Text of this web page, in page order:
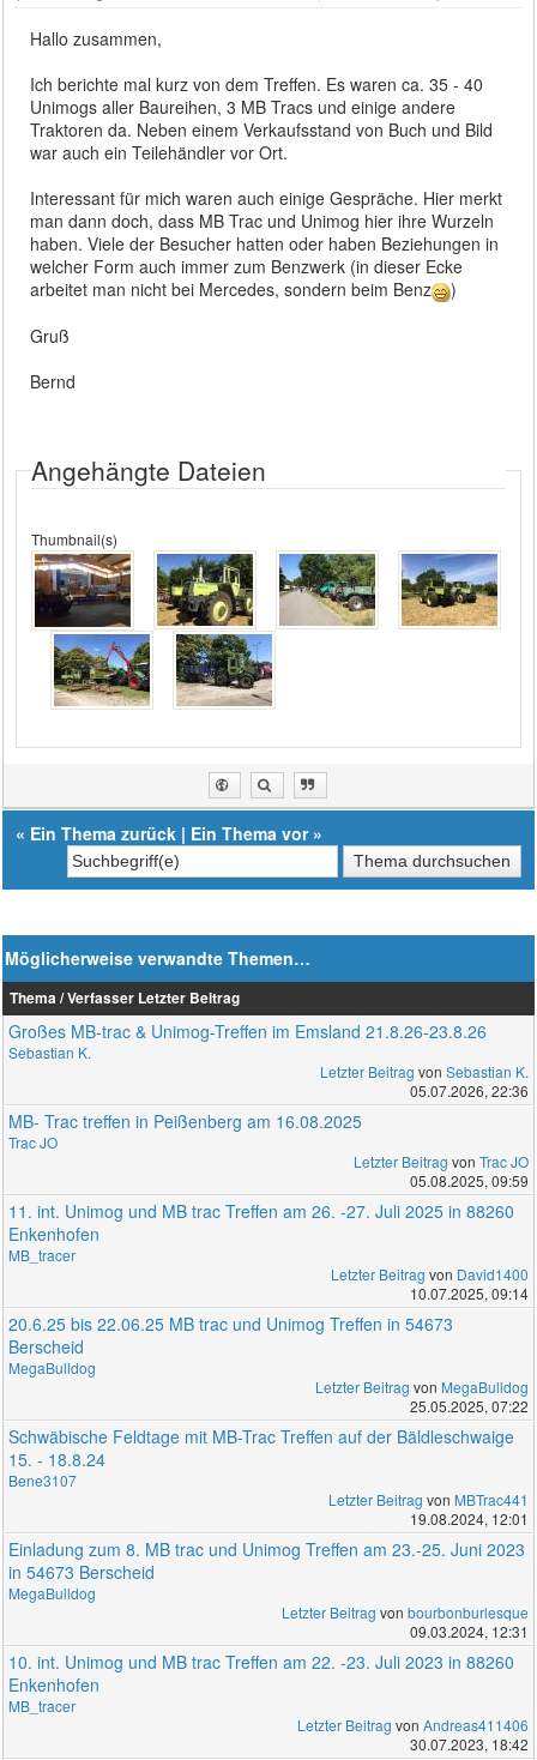
Hallo zusammen,
Ich berichte mal kurz von dem Treffen. Es waren ca. 35 - 40
Unimogs aller Baureihen, 3 MB Tracs und einige andere
Traktoren da. Neben einem Verkaufsstand von Buch und Bild
war auch ein Teilehändler vor Ort.
Interessant für mich waren auch einige Gespräche. Hier merkt
man dann doch, dass MB Trac und Unimog hier ihre Wurzeln
haben. Viele der Besucher hatten oder haben Beziehungen in
welcher Form auch immer zum Benzwerk (in dieser Ecke
arbeitet man nicht bei Mercedes, sondern beim Benz
)
Gruß
Bernd
Angehängte Dateien
Thumbnail(s)
« Ein Thema zurück | Ein Thema vor»
Möglicherweise verwandte Themen…
Thema / Verfasser Letzter Beitrag
Großes MB-trac & Unimog-Treffen im Emsland 21.8.26-23.8.26
Sebastian K.
Letzter Beitrag von Sebastian K.
05.07.2026, 22:36
MB- Trac treffen in Peißenberg am 16.08.2025
Trac JO
Letzter Beitrag von Trac JO
05.08.2025, 09:59
11. int. Unimog und MB trac Treffen am 26. -27. Juli 2025 in 88260
Enkenhofen
MB_tracer
Letzter Beitrag von David1400
10.07.2025, 09:14
20.6.25 bis 22.06.25 MB trac und Unimog Treffen in 54673
Berscheid
MegaBulldog
Letzter Beitrag von MegaBulldog
25.05.2025, 07:22
Schwäbische Feldtage mit MB-Trac Treffen auf der Bäldleschwaige
15. - 18.8.24
Bene3107
Letzter Beitrag von MBTrac441
19.08.2024, 12:01
Einladung zum 8. MB trac und Unimog Treffen am 23.-25. Juni 2023
in 54673 Berscheid
MegaBulldog
Letzter Beitrag von bourbonburlesque
09.03.2024, 12:31
10. int. Unimog und MB trac Treffen am 22. -23. Juli 2023 in 88260
Enkenhofen
MB_tracer
Letzter Beitrag von Andreas411406
30.07.2023, 18:42